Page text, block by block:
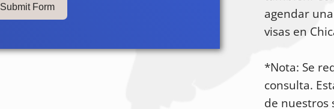
Submit Form
agendar
visas en
*Nota: Se
consulta.
de nuestros